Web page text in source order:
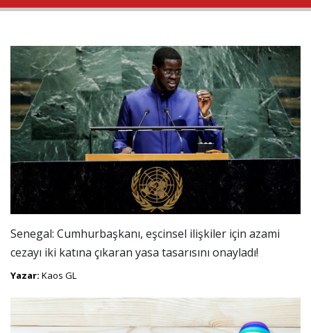
Senegal: Cumhurbaşkanı, eşcinsel ilişkiler için azami
cezayı iki katına çıkaran yasa tasarısını onayladı!
Yazar: Kaos GL